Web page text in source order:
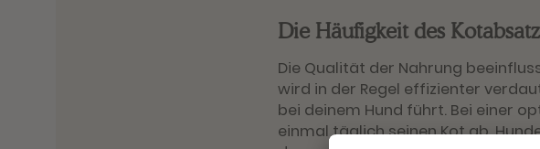
Die Häufigkeit des
Die Qualität der Nahrung
wird in der Regel effizienter
bei deinem Hund führt. Bei einer
einmal täglich seinen Kot ab.